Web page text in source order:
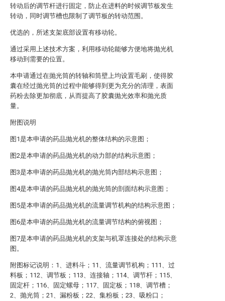
转动后的调节杆进行固定，防止在进料的时候调节板发生
转动，同时调节槽也限制了调节板的转动范围。
优选的，所述支架底部设置有移动轮。
通过采用上述技术方案，利用移动轮能够方便地将抛光机
移动到需要的位置。
本申请通过在抛光筒的转轴和筒壁上均设置毛刷，使得胶
囊在经过抛光筒的过程中能够得到更为充分的清理，表面
药粉去除更加彻底，从而提高了胶囊抛光效率和抛光质
量。
附图说明
图1是本申请的药品抛光机的整体结构的示意图；
图2是本申请的药品抛光机的动力部的结构示意图；
图3是本申请的药品抛光机的抛光筒内部结构示意图；
图4是本申请的药品抛光机的抛光筒的剖面结构示意图；
图5是本申请的药品抛光机的流量调节机构的结构示意图；
图6是本申请的药品抛光机的流量调节结构的俯视图；
图7是本申请的药品抛光机的支架与机罩连接处的结构示意
图。
附图标记说明：1、进料斗；11、流量调节机构；111、过
料板；112、调节板；113、连接轴；114、调节杆；115、
固定杆；116、固定螺母；117、固定板；118、调节槽；
2、抛光筒；21、漏粉板；22、集粉板；23、吸粉口；